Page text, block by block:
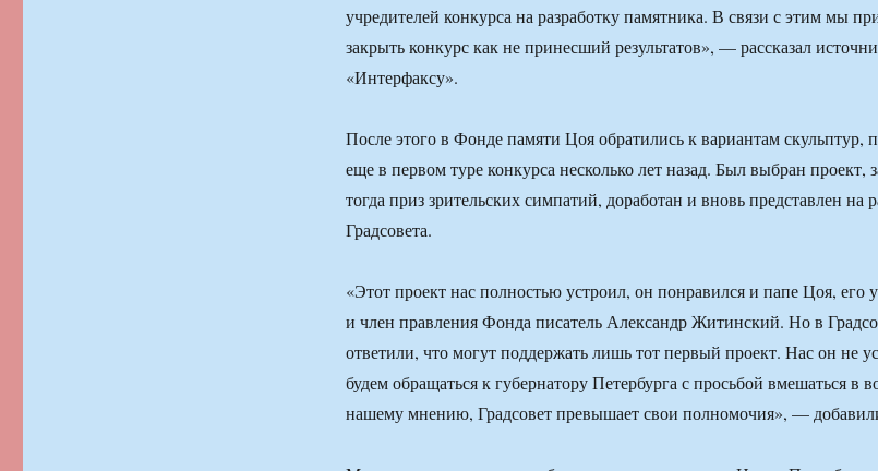
учредителей конкурса на разработку памятника. В связи с этим мы
закрыть конкурс как не принесший результатов», — рассказал
«Интерфаксу».
После этого в Фонде памяти Цоя обратились к вариантам скульптур,
еще в первом туре конкурса несколько лет назад. Был выбран проект,
тогда приз зрительских симпатий, доработан и вновь представлен на
Градсовета.
«Этот проект нас полностью устроил, он понравился и папе Цоя, его
и член правления Фонда писатель Александр Житинский. Но в
ответили, что могут поддержать лишь тот первый проект. Нас он не
будем обращаться к губернатору Петербурга с просьбой вмешаться в
нашему мнению, Градсовет превышает свои полномочия», —